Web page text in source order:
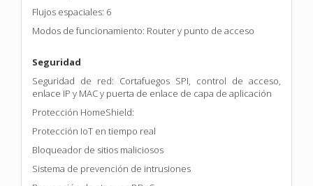
Flujos espaciales: 6
Modos de funcionamiento: Router y punto de acceso
Seguridad
Seguridad de red: Cortafuegos SPI, control de acceso,
enlace IP y MAC y puerta de enlace de capa de aplicación
Protección HomeShield:
Protección IoT en tiempo real
Bloqueador de sitios maliciosos
Sistema de prevención de intrusiones